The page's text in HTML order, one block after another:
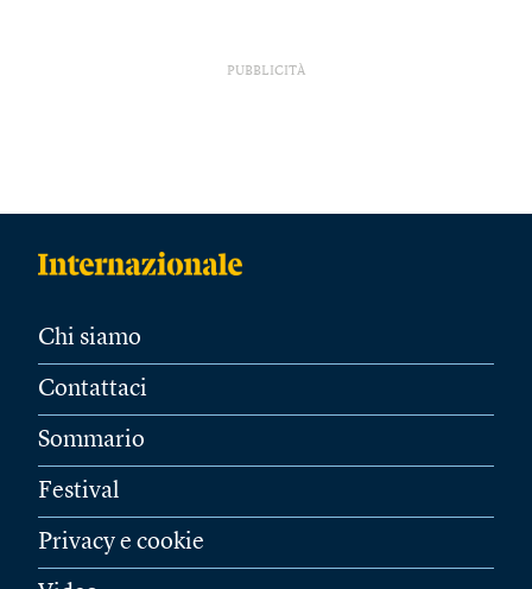
PUBBLICITÀ
Chi siamo
Contattaci
Sommario
Festival
Privacy e cookie